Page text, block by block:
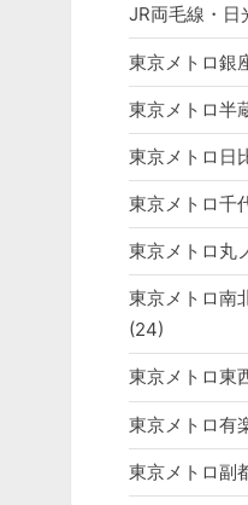
JR両毛線・日
東京メトロ銀
東京メトロ半
東京メトロ日
東京メトロ千
東京メトロ丸
東京メトロ南
(24)
東京メトロ東
東京メトロ有
東京メトロ副